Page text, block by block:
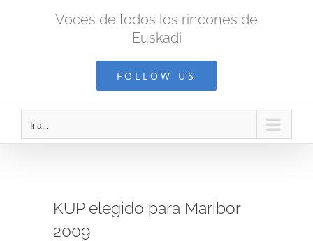
Voces de todos los rincones de
Euskadi
FOLLOW US
Ir a...
KUP elegido para Maribor
2009